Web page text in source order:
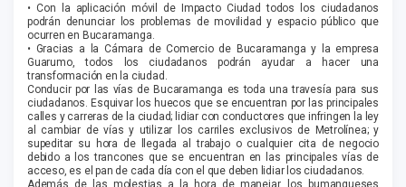
• Con la aplicación móvil de Impacto Ciudad todos los ciudadanos
podrán denunciar los problemas de movilidad y espacio público que
ocurren en Bucaramanga.
• Gracias a la Cámara de Comercio de Bucaramanga y la empresa
Guarumo, todos los ciudadanos podrán ayudar a hacer una
transformación en la ciudad.
Conducir por las vías de Bucaramanga es toda una travesía para sus
ciudadanos. Esquivar los huecos que se encuentran por las principales
calles y carreras de la ciudad; lidiar con conductores que infringen la ley
al cambiar de vías y utilizar los carriles exclusivos de Metrolínea; y
supeditar su hora de llegada al trabajo o cualquier cita de negocio
debido a los trancones que se encuentran en las principales vías de
acceso, es el pan de cada día con el que deben lidiar los ciudadanos.
Además de las molestias a la hora de manejar, los bumangueses